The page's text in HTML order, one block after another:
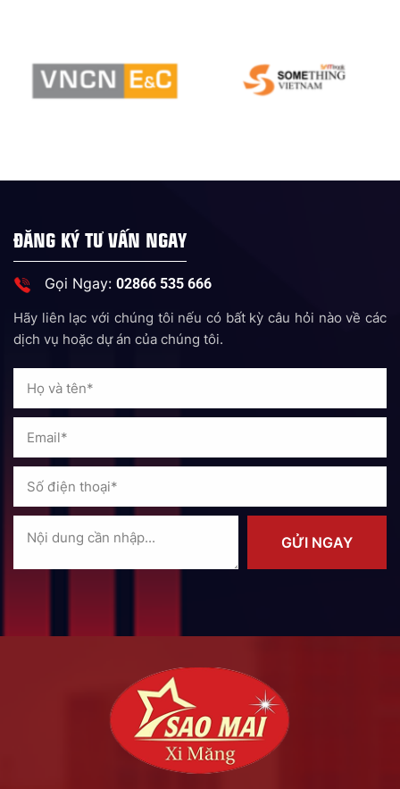
ĐĂNG KÝ TƯ VẤN NGAY
Gọi Ngay: 02866 535 666
Hãy liên lạc với chúng tôi nếu có bất kỳ câu hỏi nào về các
dịch vụ hoặc dự án của chúng tôi.
GỬI NGAY